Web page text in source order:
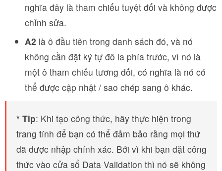
nghĩa đây là tham chiếu tuyệt đối và không được
chỉnh sửa.
A2 là ô đầu tiên trong danh sách đó, và nó
không cần đặt ký tự đô la phía trước, vì nó là
một ô tham chiếu tương đối, có nghĩa là nó có
thể được cập nhật / sao chép sang ô khác.
* Tip: Khi tạo công thức, hãy thực hiện trong
trang tính để bạn có thể đảm bảo rằng mọi thứ
đã được nhập chính xác. Bởi vì khi bạn đặt công
thức vào cửa sổ Data Validation thì nó sẽ không